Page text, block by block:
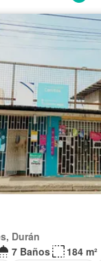
Durán
7 Baños
184 m²